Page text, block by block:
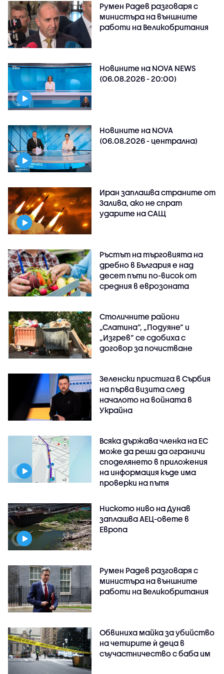
Румен Радев разговаря с
министъра на външните
работи на Великобритания
Новините на NOVA NEWS
(06.08.2026 - 20:00)
Новините на NOVA
(06.08.2026 - централна)
Иран заплашва страните от
Залива, ако не спрат
ударите на САЩ
Ръстът на търговията на
дребно в България е над
десет пъти по-висок от
средния в еврозоната
Столичните райони
„Слатина“, „Подуяне“ и
„Изгрев“ се сдобиха с
договор за почистване
Зеленски пристига в Сърбия
на първа визита след
началото на войната в
Украйна
Всяка държава членка на ЕС
може да реши да ограничи
споделянето в приложения
на информация къде има
проверки на пътя
Ниското ниво на Дунав
заплашва АЕЦ-овете в
Европа
Румен Радев разговаря с
министъра на външните
работи на Великобритания
Обвиниха майка за убийство
на четирите ѝ деца в
съучастничество с баба им